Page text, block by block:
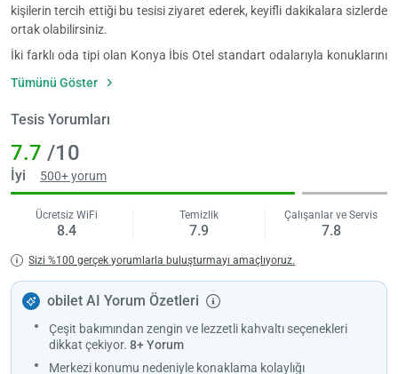
kişilerin tercih ettiği bu tesisi ziyaret ederek, keyifli dakikalara sizlerde
ortak olabilirsiniz.
İki farklı oda tipi olan Konya İbis Otel standart odalarıyla konuklarını
diğerinde ise 1 büyük çift kişilik yatak vardır. Her odasında düz ekran
TV bulunduran tesis, rahat gezmeniz için terlik tahsis ediyor. Özel
banyosu, banyo malzemeleri ve saç kurutma makinasıyla
misafirlerine son derece konforlu bir yaşam alanı sağlıyor.
Konya İbis Otel kahvaltı hizmetiyle güne dinç başlamanın önünü
açıyor. Alakart menüsüyle, taze meyveleriyle akşam yemeği de servis
eden Konya İbis Otel’in restoranında bu tatlara erişebilirsiniz.
Çocukları da düşünen tesis, çocuk dostu büfe ve yemekleriyle bunu
24 saat müşteri memnuniyetini gözetliyor. Oda servisi de yapan
resepsiyon, bagajları depolamanızda yardımcı oluyor. Faks, fotokopi
ve pusetler gibi ihtiyaç duyulan durumlarda da misafirlerine kolaylık
sağlayan tesis, ek ücret karşılığında kuru temizleme hizmeti de
veriyor. Kapalı ve ücretsiz otoparkı mevcut olan Konya İbis Otel
Tümünü Göster
Tesis Yorumları
7.7 /10
İyi 500+ yorum
Ücretsiz WiFi
8.4
Temizlik
7.9
Çalışanlar ve Servis
7.8
Sizi %100 gerçek yorumlarla buluşturmayı amaçlıyoruz.
obilet AI Yorum Özetleri
Çeşit bakımından zengin ve lezzetli kahvaltı seçenekleri
dikkat çekiyor. 8+ Yorum
Merkezi konumu nedeniyle konaklama kolaylığı